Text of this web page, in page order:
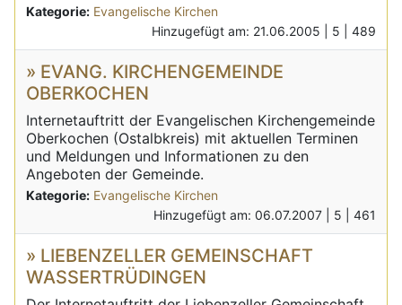
Kategorie: Evangelische Kirchen
Hinzugefügt am: 21.06.2005 | 5 | 489
» EVANG. KIRCHENGEMEINDE
OBERKOCHEN
Internetauftritt der Evangelischen Kirchengemeinde
Oberkochen (Ostalbkreis) mit aktuellen Terminen
und Meldungen und Informationen zu den
Angeboten der Gemeinde.
Kategorie: Evangelische Kirchen
Hinzugefügt am: 06.07.2007 | 5 | 461
» LIEBENZELLER GEMEINSCHAFT
WASSERTRÜDINGEN